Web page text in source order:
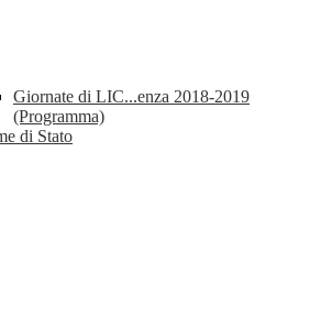
Giornate di LIC...enza 2018-2019
(Programma)
di Stato